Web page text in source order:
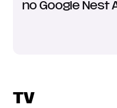
no Google Nest
TV